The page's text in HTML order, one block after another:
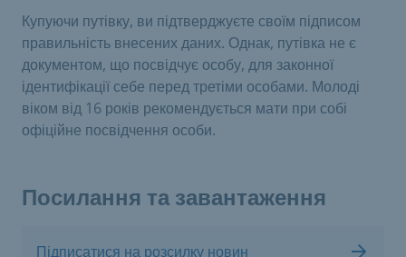
Купуючи путівку, ви підтверджуєте своїм підписом
правильність внесених даних. Однак, путівка не є
документом, що посвідчує особу, для законної
ідентифікації себе перед третіми особами. Молоді
віком від 16 років рекомендується мати при собі
офіційне посвідчення особи.
Посилання та завантаження
Підписатися на розсилку новин